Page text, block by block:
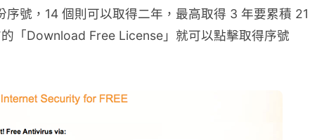
號，14 個則可以取得二年，最高取得 3 年要累積 21
「Download Free License」就可以點擊取得序號